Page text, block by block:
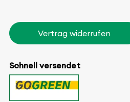
Vertrag widerrufen
Schnell versendet